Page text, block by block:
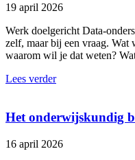
19 april 2026
Werk doelgericht Data-
zelf, maar bij een vraag.
waarom wil je dat weten?
Lees verder
Het onderwijskundig
16 april 2026